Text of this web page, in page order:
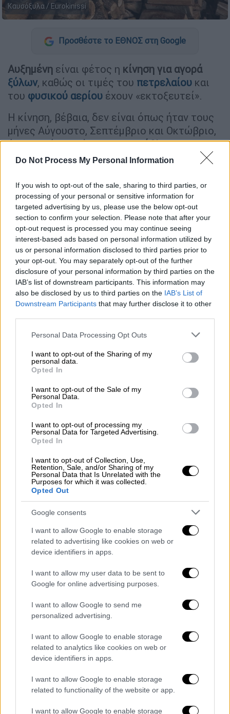
Do Not Process My Personal Information
If you wish to opt-out of the sale, sharing to third parties, or
processing of your personal or sensitive information for
targeted advertising by us, please use the below opt-out
section to confirm your selection. Please note that after your
opt-out request is processed you may continue seeing
interest-based ads based on personal information utilized by
us or personal information disclosed to third parties prior to
your opt-out. You may separately opt-out of the further
disclosure of your personal information by third parties on the
IAB’s list of downstream participants. This information may
also be disclosed by us to third parties on the IAB’s List of
Downstream Participants that may further disclose it to other
Please note that this website/app uses one or more Google
not limited to your visit or usage behaviour. You may click to
grant or deny consent to Google and its third-party tags to
use your data for below specified purposes in below Google
consent section.
Personal Data Processing Opt Outs
I want to opt-out of the Sharing of my
personal data.
Opted In
I want to opt-out of the Sale of my
Personal Data.
Opted In
I want to opt-out of processing my
Personal Data for Targeted Advertising.
Opted In
I want to opt-out of Collection, Use,
Retention, Sale, and/or Sharing of my
Personal Data that Is Unrelated with the
Purposes for which it was collected.
Opted Out
Google consents
I want to allow Google to enable storage
related to advertising like cookies on web or
device identifiers in apps.
I want to allow my user data to be sent to
Google for online advertising purposes.
I want to allow Google to send me
personalized advertising.
I want to allow Google to enable storage
related to analytics like cookies on web or
device identifiers in apps.
I want to allow Google to enable storage
related to functionality of the website or app.
I want to allow Google to enable storage
Καυσόξυλα / Eurokinissi
Προσθέστε το ΕΘΝΟΣ στη Google
Αυξημένη είναι φέτος η κίνηση για αγορά
ξύλων, καθώς οι τιμές του πετρελαίου και
του φυσικού αερίου έχουν «εκτοξευτεί».
Η κίνηση, βέβαια, δεν είναι όπως ήταν τους
μήνες Αύγουστο, Σεπτέμβριο και Οκτώβριο,
όπου ο κόσμος έτρεχεπανικόβλητοςμε τον
φόβο μήπως ανέβουν οι τιμές, όπως
ΔΙΑΒΑΣΤΕ ΕΠΙΣΗΣ
Οικονομία|28.11.2022 09:00
Πώς θα κάνετε αίτηση για το επίδομα
θέρμανσης - Τα 21 SOS για τα βήματα
- Tι ισχύει για τις πολυκατοικίες
ποσότητες με άλλες χρονιές. Ωστόσο,
«κάποιοι άλλοι φρόντισαν για πολύ
μεγαλύτερες ποσότητες».
Ξύλα για τζάκι: Οι τιμές
video
Στην αγορά τα ξύλα πωλούνται γύρω στα
με 170 ευρώανά κυβικό μέτρο, όπως
αναφέρει ο κ. Κασκαλίδης. «Ταλαιπωρούν
τον κόσμο και βάζουν διαφορετικές τιμές
Έπειτα, γνωστοποιεί πως η τιμή στη δική
κυβικό μέτρο και ηπαράδοσηγίνεται εντός
δύο με τρεις ημέρες.
ΟΛΕΣ ΟΙ ΕΙΔΗΣΕΙΣ
Κιβωτός του Κόσμου: «Ο πατήρ
Αντώνιος ήταν 8 ώρες κλεισμένος